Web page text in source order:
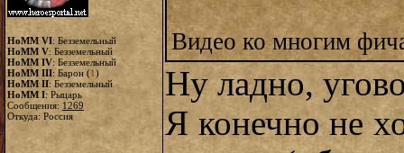
HoMM VI: Безземельный
HoMM V: Безземельный
HoMM IV: Безземельный
HoMM III: Барон (1)
HoMM II: Безземельный
HoMM I: Рыцарь
Сообщения: 1269
Откуда: Россия
Видео ко многим
Ну ладно,
Я конечно не